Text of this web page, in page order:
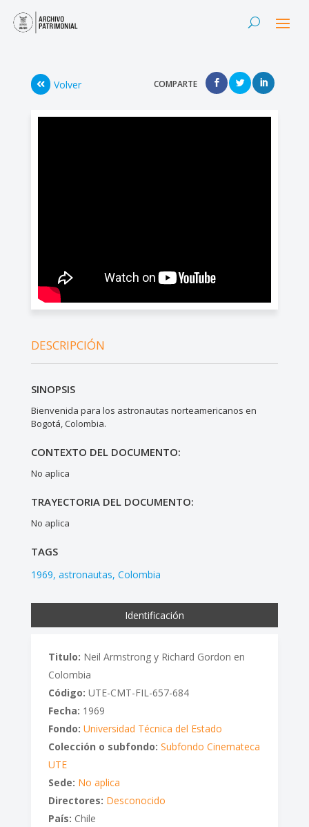
Volver COMPARTE
DESCRIPCIÓN
SINOPSIS
Bienvenida para los astronautas norteamericanos en
Bogotá, Colombia.
CONTEXTO DEL DOCUMENTO:
No aplica
TRAYECTORIA DEL DOCUMENTO:
No aplica
TAGS
1969 astronautas Colombia
Identificación
Titulo: Neil Armstrong y Richard Gordon en
Colombia
Código: UTE-CMT-FIL-657-684
Fecha: 1969
Fondo: Universidad Técnica del Estado
Colección o subfondo: Subfondo Cinemateca
UTE
Sede: No aplica
Directores: Desconocido
País: Chile